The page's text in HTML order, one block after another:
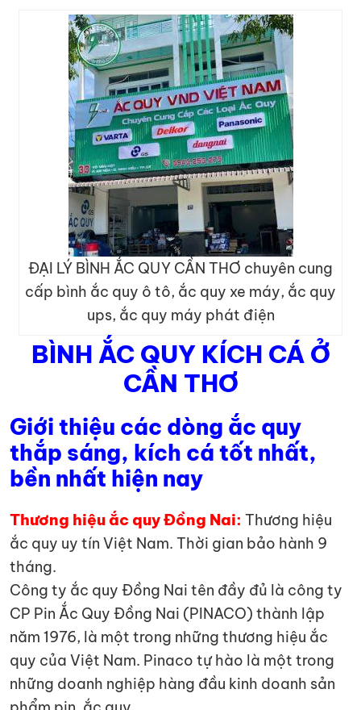
ĐẠI LÝ BÌNH ẮC QUY CẦN THƠ chuyên cung
cấp bình ắc quy ô tô, ắc quy xe máy, ắc quy
ups, ắc quy máy phát điện
BÌNH ẮC QUY KÍCH CÁ Ở
CẦN THƠ
Giới thiệu các dòng ắc quy
thắp sáng, kích cá tốt nhất,
bền nhất hiện nay
Thương hiệu ắc quy Đồng Nai: Thương hiệu
ắc quy uy tín Việt Nam. Thời gian bảo hành 9
tháng.
Công ty ắc quy Đồng Nai tên đầy đủ là công ty
CP Pin Ắc Quy Đồng Nai (PINACO) thành lập
năm 1976, là một trong những thương hiệu ắc
quy của Việt Nam. Pinaco tự hào là một trong
những doanh nghiệp hàng đầu kinh doanh sản